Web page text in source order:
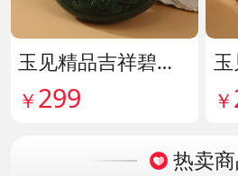
玉见精品吉祥碧玉吊牌 货号142114
￥ 299
￥
热卖